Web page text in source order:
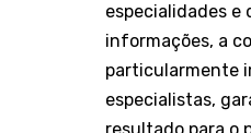
especialidades e
informações, a
particularmente
especialistas,